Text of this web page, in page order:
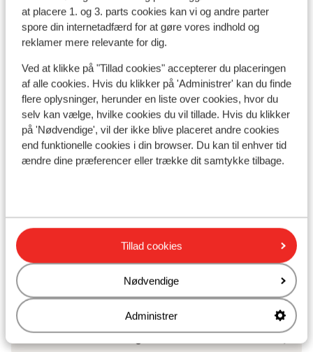
at placere 1. og 3. parts cookies kan vi og andre parter
spore din internetadfærd for at gøre vores indhold og
reklamer mere relevante for dig.
Ved at klikke på "Tillad cookies" accepterer du placeringen
af alle cookies. Hvis du klikker på 'Administrer' kan du finde
flere oplysninger, herunder en liste over cookies, hvor du
selv kan vælge, hvilke cookies du vil tillade. Hvis du klikker
på 'Nødvendige', vil der ikke blive placeret andre cookies
end funktionelle cookies i din browser. Du kan til enhver tid
ændre dine præferencer eller trække dit samtykke tilbage.
Tillad cookies
Nødvendige
Administrer
I området
Afstand til stranden ca. 250 meter (sandstrand,
liggestole, parasol)
Afstand til centrum: ca. 200 meter
Afstand til lufthavn ca. 13 kilometer
Afstand til nærmeste kiosk ca. 150 meter
Andre overnatningssteder i Costa del
Sol